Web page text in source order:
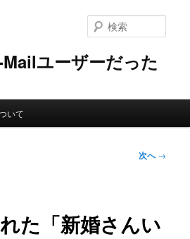
ユーザーだった
索
いて
次へ→
た「新婚さんい